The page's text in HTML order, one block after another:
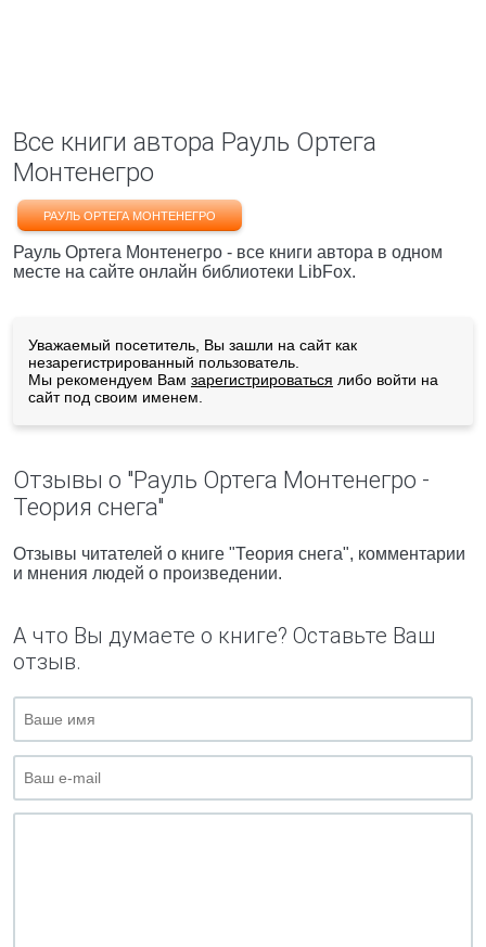
Все книги автора Рауль Ортега
Монтенегро
РАУЛЬ ОРТЕГА МОНТЕНЕГРО
Рауль Ортега Монтенегро - все книги автора в одном
месте на сайте онлайн библиотеки LibFox.
Уважаемый посетитель, Вы зашли на сайт как
незарегистрированный пользователь.
Мы рекомендуем Вам зарегистрироваться либо войти на
сайт под своим именем.
Отзывы о "Рауль Ортега Монтенегро -
Теория снега"
Отзывы читателей о книге "Теория снега", комментарии
и мнения людей о произведении.
А что Вы думаете о книге? Оставьте Ваш
отзыв.